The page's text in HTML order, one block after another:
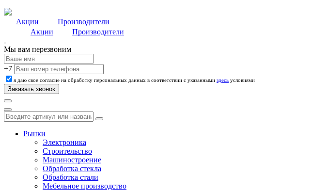
Акции
Производители
Акции
Производители
Мы вам перезвоним
+7
я даю свое согласие на обработку персональных данных в соответствии с указанными здесь условиями
Рынки
Электроника
Строительство
Машиностроение
Обработка стекла
Обработка стали
Мебельное производство